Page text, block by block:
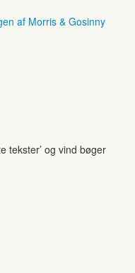
af Morris & Gosinny
tekster’ og vind bøger